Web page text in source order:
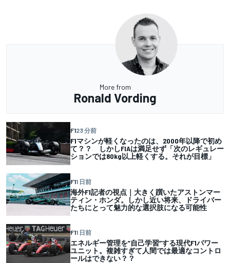
More from
Ronald Vording
F123 分前
F1マシンが軽くなったのは、2000年以降で初め
て？？ しかしFIAは満足せず「次のレギュレー
ションでは80kg以上軽くする。それが目標」
F11 日前
海外F1記者の視点｜大きく躓いたアストンマー
ティン・ホンダ。しかし近い将来、ドライバー
たちにとって魅力的な選択肢になる可能性
F11 日前
エネルギー管理を”自己学習”する現代F1パワー
ユニット。複雑すぎて人間では最適なコントロ
ールはできない？？